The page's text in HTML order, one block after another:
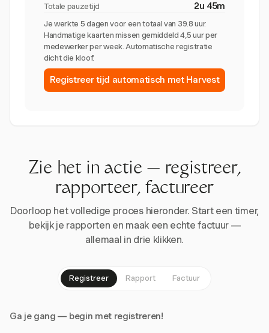
Totale pauzetijd 2u 45m
Je werkte 5 dagen voor een totaal van 39.8 uur.
Handmatige kaarten missen gemiddeld 4,5 uur per
medewerker per week. Automatische registratie
dicht die kloof.
Registreer tijd automatisch met Harvest
Zie het in actie — registreer,
rapporteer, factureer
Doorloop het volledige proces hieronder. Start een timer,
bekijk je rapporten en maak een echte factuur —
allemaal in drie klikken.
Registreer Rapport Factuur
Ga je gang — begin met registreren!